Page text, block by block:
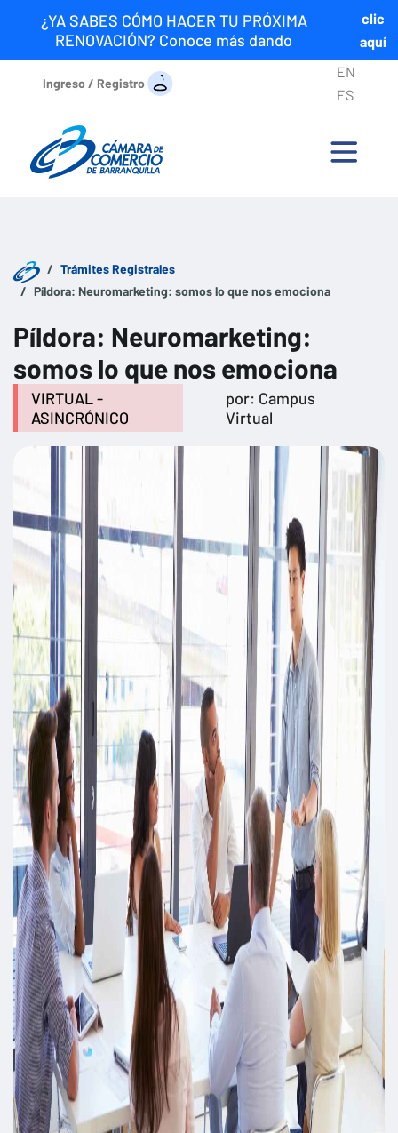
¿YA SABES CÓMO HACER TU PRÓXIMA
RENOVACIÓN? Conoce más dando
clic
aquí
Ingreso / Registro
EN
ES
Trámites Registrales
Píldora: Neuromarketing: somos lo que nos emociona
Píldora: Neuromarketing:
somos lo que nos emociona
VIRTUAL -
ASINCRÓNICO
por: Campus
Virtual